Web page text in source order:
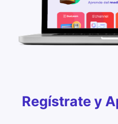
Regístrate y